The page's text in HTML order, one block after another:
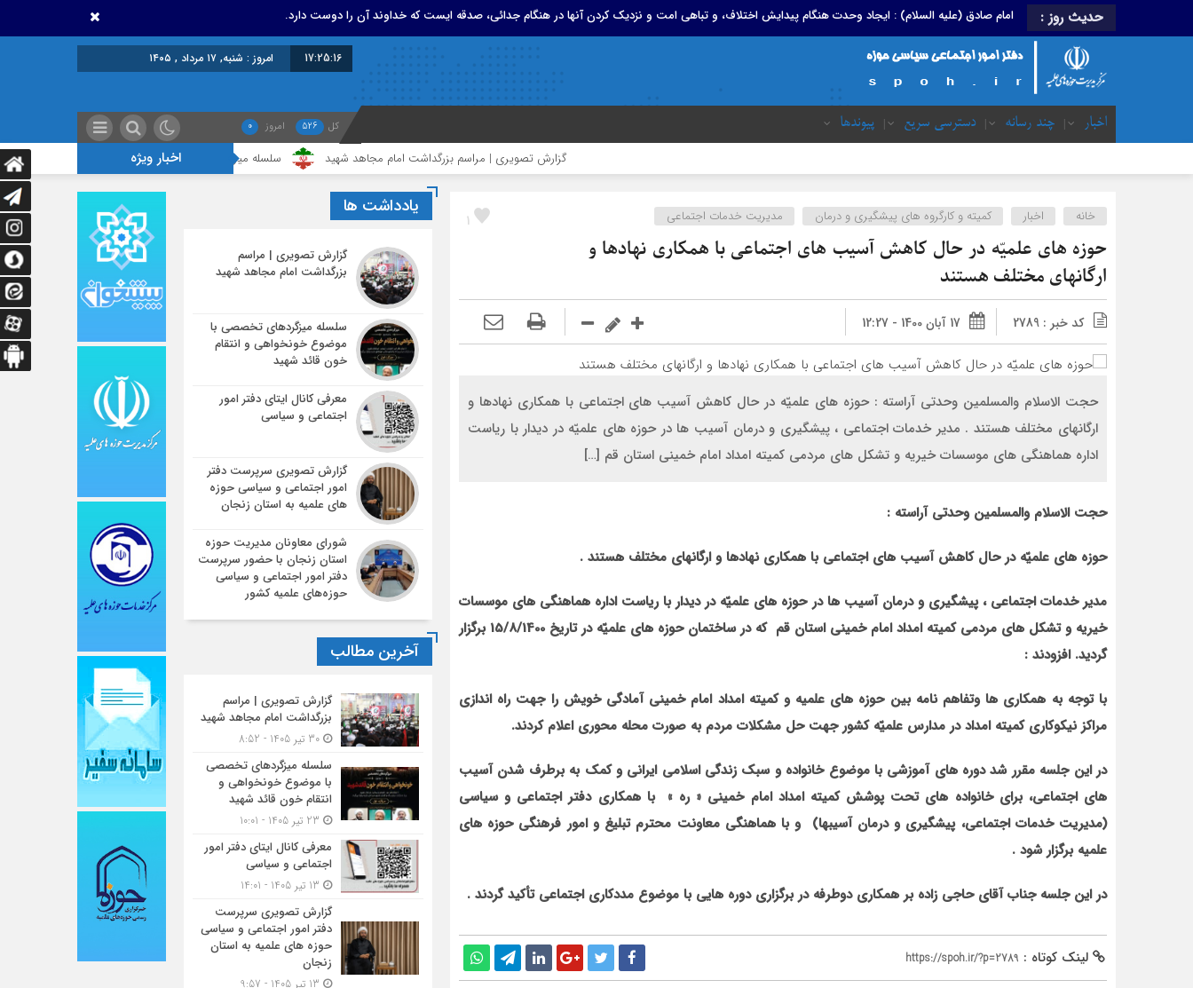
حدیث روز : امام صادق (علیه السلام) : ایجاد وحدت هنگام پیدایش اختلاف، و تباهی امت و نزدیک کردن آنها در هنگام جدائی، صدقه ایست که خداوند آن را دوست دارد.
17:25:16 امروز : شنبه, ۱۷ مرداد , ۱۴۰۵
اخبار چند رسانه دسترسی سریع پیوندها کل 526 امروز 0
اخبار ویژه گزارش تصویری | مراسم بزرگداشت امام مجاهد شهید سلسله میزگردهای تخصصی با موضوع خونخواهی و انتقام خون قائد
1 خانه اخبار کمیته و کارگروه های پیشگیری و درمان مدیریت خدمات اجتماعی
حوزه های علمیّه در حال کاهش آسیب های اجتماعی با همکاری نهادها و
ارگانهای مختلف هستند
کد خبر : 2789 17 آبان 1400 - 12:27
حجت الاسلام والمسلمین وحدتی آراسته : حوزه های علمیّه در حال کاهش آسیب های اجتماعی با همکاری نهادها و
ارگانهای مختلف هستند . مدیر خدمات اجتماعی ، پیشگیری و درمان آسیب ها در حوزه های علمیّه در دیدار با ریاست
اداره هماهنگی های موسسات خیریه و تشکل های مردمی کمیته امداد امام خمینی استان قم […]
حجت الاسلام والمسلمین وحدتی آراسته :
حوزه های علمیّه در حال کاهش آسیب های اجتماعی با همکاری نهادها و ارگانهای مختلف هستند .
مدیر خدمات اجتماعی ، پیشگیری و درمان آسیب ها در حوزه های علمیّه در دیدار با ریاست اداره هماهنگی های موسسات
خیریه و تشکل های مردمی کمیته امداد امام خمینی استان قم که در ساختمان حوزه های علمیّه در تاریخ 15/8/1400 برگزار
گردید. افزودند :
با توجه به همکاری ها وتفاهم نامه بین حوزه های علمیه و کمیته امداد امام خمینی آمادگی خویش را جهت راه اندازی
مراکز نیکوکاری کمیته امداد در مدارس علمیّه کشور جهت حل مشکلات مردم به صورت محله محوری اعلام کردند.
در این جلسه مقرر شد دوره های آموزشی با موضوع خانواده و سبک زندگی اسلامی ایرانی و کمک به برطرف شدن آسیب
های اجتماعی، برای خانواده های تحت پوشش کمیته امداد امام خمینی « ره » با همکاری دفتر اجتماعی و سیاسی
(مدیریت خدمات اجتماعی، پیشگیری و درمان آسیبها) و با هماهنگی معاونت محترم تبلیغ و امور فرهنگی حوزه های
علمیه برگزار شود .
در این جلسه جناب آقای حاجی زاده بر همکاری دوطرفه در برگزاری دوره هایی با موضوع مددکاری اجتماعی تأکید گردند .
لینک کوتاه : https://spoh.ir/?p=2789
یادداشت ها
گزارش تصویری | مراسم
بزرگداشت امام مجاهد شهید
سلسله میزگردهای تخصصی با
موضوع خونخواهی و انتقام
خون قائد شهید
معرفی کانال ایتای دفتر امور
اجتماعی و سیاسی
گزارش تصویری سرپرست دفتر
امور اجتماعی و سیاسی حوزه
های علمیه به استان زنجان
شورای معاونان مدیریت حوزه
استان زنجان با حضور سرپرست
دفتر امور اجتماعی و سیاسی
حوزه‌های علمیه کشور
آخرین مطالب
گزارش تصویری | مراسم
بزرگداشت امام مجاهد شهید
سلسله میزگردهای تخصصی
با موضوع خونخواهی و
انتقام خون قائد شهید
معرفی کانال ایتای دفتر امور
اجتماعی و سیاسی
گزارش تصویری سرپرست
دفتر امور اجتماعی و سیاسی
حوزه های علمیه به استان
زنجان